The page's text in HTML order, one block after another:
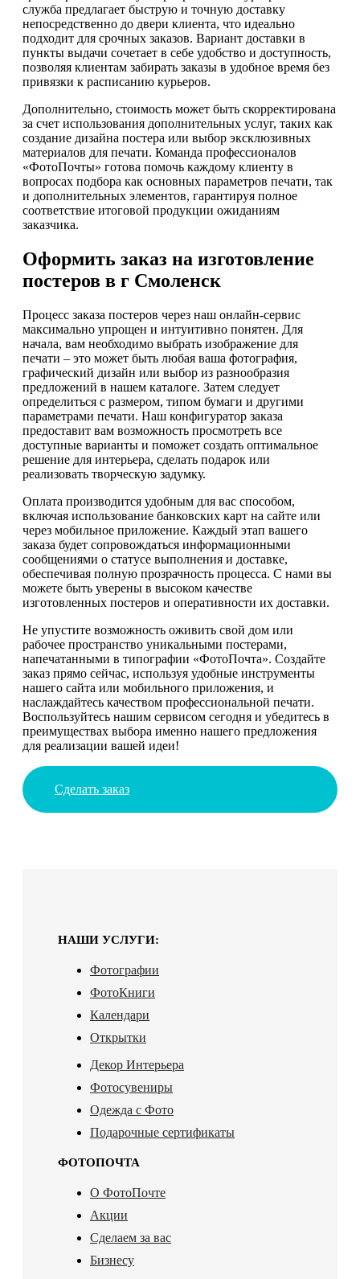
служба предлагает быструю и точную доставку
непосредственно до двери клиента, что идеально
подходит для срочных заказов. Вариант доставки в
пункты выдачи сочетает в себе удобство и доступность,
позволяя клиентам забирать заказы в удобное время без
привязки к расписанию курьеров.
Дополнительно, стоимость может быть скорректирована
за счет использования дополнительных услуг, таких как
создание дизайна постера или выбор эксклюзивных
материалов для печати. Команда профессионалов
«ФотоПочты» готова помочь каждому клиенту в
вопросах подбора как основных параметров печати, так
и дополнительных элементов, гарантируя полное
соответствие итоговой продукции ожиданиям
заказчика.
Оформить заказ на изготовление
постеров в г Смоленск
Процесс заказа постеров через наш онлайн-сервис
максимально упрощен и интуитивно понятен. Для
начала, вам необходимо выбрать изображение для
печати – это может быть любая ваша фотография,
графический дизайн или выбор из разнообразия
предложений в нашем каталоге. Затем следует
определиться с размером, типом бумаги и другими
параметрами печати. Наш конфигуратор заказа
предоставит вам возможность просмотреть все
доступные варианты и поможет создать оптимальное
решение для интерьера, сделать подарок или
реализовать творческую задумку.
Оплата производится удобным для вас способом,
включая использование банковских карт на сайте или
через мобильное приложение. Каждый этап вашего
заказа будет сопровождаться информационными
сообщениями о статусе выполнения и доставке,
обеспечивая полную прозрачность процесса. С нами вы
можете быть уверены в высоком качестве
изготовленных постеров и оперативности их доставки.
Не упустите возможность оживить свой дом или
рабочее пространство уникальными постерами,
напечатанными в типографии «ФотоПочта». Создайте
заказ прямо сейчас, используя удобные инструменты
нашего сайта или мобильного приложения, и
наслаждайтесь качеством профессиональной печати.
Воспользуйтесь нашим сервисом сегодня и убедитесь в
преимуществах выбора именно нашего предложения
для реализации вашей идеи!
Сделать заказ
НАШИ УСЛУГИ:
Фотографии
ФотоКниги
Календари
Открытки
Декор Интерьера
Фотосувениры
Одежда с Фото
Подарочные сертификаты
ФОТОПОЧТА
О ФотоПочте
Акции
Сделаем за вас
Бизнесу